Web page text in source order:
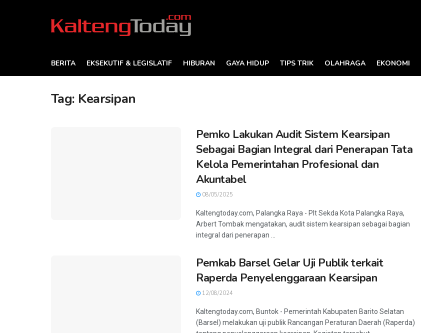
BERITA EKSEKUTIF & LEGISLATIF HIBURAN GAYA HIDUP TIPS TRIK OLAHRAGA EKONOMI
Tag: Kearsipan
Pemko Lakukan Audit Sistem Kearsipan
Sebagai Bagian Integral dari Penerapan Tata
Kelola Pemerintahan Profesional dan
Akuntabel
08/05/2025
Kaltengtoday.com, Palangka Raya - Plt Sekda Kota Palangka Raya,
Arbert Tombak mengatakan, audit sistem kearsipan sebagai bagian
integral dari penerapan ...
Pemkab Barsel Gelar Uji Publik terkait
Raperda Penyelenggaraan Kearsipan
12/08/2024
Kaltengtoday.com, Buntok - Pemerintah Kabupaten Barito Selatan
(Barsel) melakukan uji publik Rancangan Peraturan Daerah (Raperda)